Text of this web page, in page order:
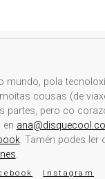
mundo, pola
cousas (de
partes, pero co
. Tamén podes ler
.
Instagram